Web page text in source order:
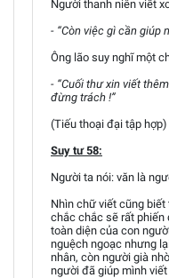
Người thanh niên viết
- “Còn việc gì cần giúp
Ông lão suy nghĩ một
- “Cuối thư xin viết
đừng trách !”
(Tiếu thoại đại tập hợp)
Suy tư 58:
Người ta nói: văn là
Nhìn chữ viết cũng
chắc chắc sẽ rất phiến
toàn diện của con
nguệch ngoạc nhưng
nhân, còn người già
người đã giúp mình